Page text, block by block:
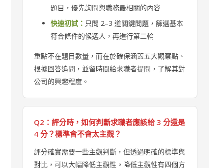
題目，優先詢問與職務最相關的內容
快速初試： 只問 2–3 道關鍵問題，篩選基本
符合條件的候選人，再進行第二輪
重點不在題目數量，而在於確保涵蓋五大觀察點、
根據回答追問，並留時間給求職者提問，了解其對
公司的興趣程度。
Q2：評分時，如何判斷求職者應該給 3 分還是
4 分？標準會不會太主觀？
評分確實需要一些主觀判斷，但透過明確的標準與
對比，可以大幅降低主觀性。降低主觀性有四個方